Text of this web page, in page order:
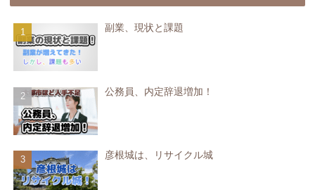
副業、現状と課題
公務員、内定辞退増加！
彦根城は、リサイクル城